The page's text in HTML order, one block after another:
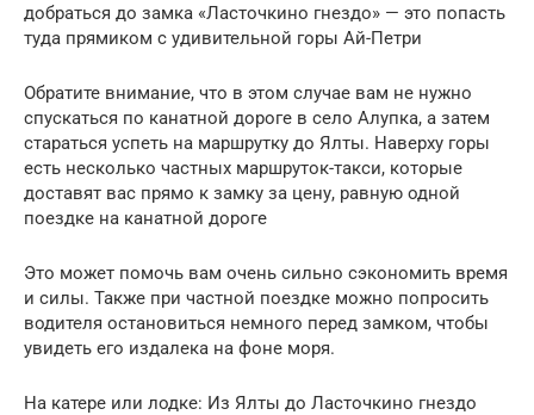
добраться до замка «Ласточкино гнездо» — это попасть
туда прямиком с удивительной горы Ай-Петри
Обратите внимание, что в этом случае вам не нужно
спускаться по канатной дороге в село Алупка, а затем
стараться успеть на маршрутку до Ялты. Наверху горы
есть несколько частных маршруток-такси, которые
доставят вас прямо к замку за цену, равную одной
поездке на канатной дороге
Это может помочь вам очень сильно сэкономить время
и силы. Также при частной поездке можно попросить
водителя остановиться немного перед замком, чтобы
увидеть его издалека на фоне моря.
На катере или лодке: Из Ялты до Ласточкино гнездо